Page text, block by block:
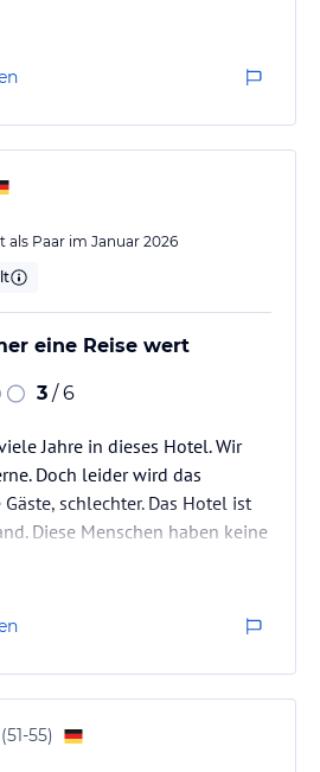
als Paar im Januar 2026
eine Reise wert
3 / 6
Jahre in dieses Hotel. Wir
Doch leider wird das
schlechter. Das Hotel ist
Diese Menschen haben keine
so wie sie den ganzen Tag
den ganzen Tag, holen
Mensch nicht essen. Das
Ich finde es wirklich
dort wohl gefühlt; es ist ein
(51-55)